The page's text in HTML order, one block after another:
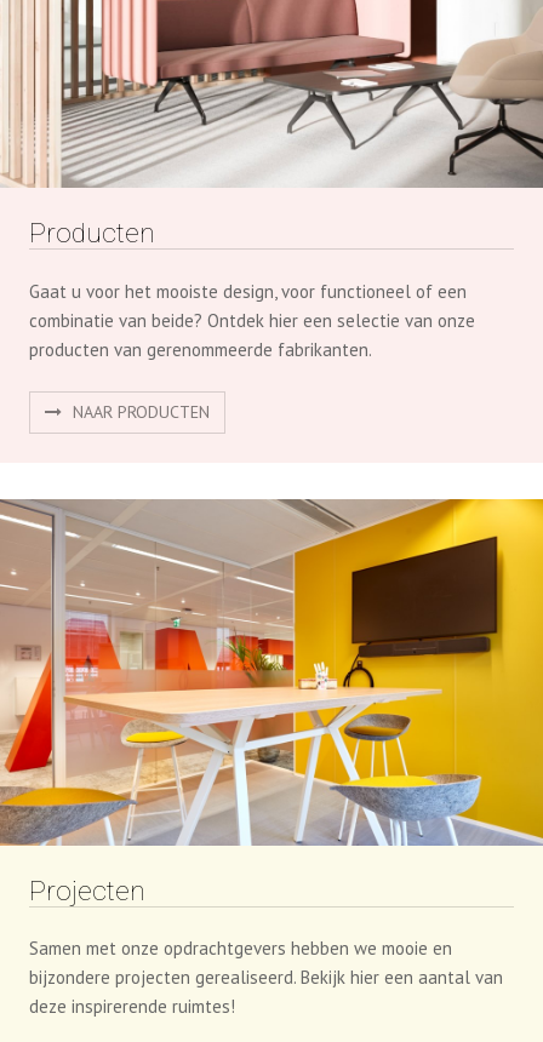
Producten
Gaat u voor het mooiste design, voor functioneel of een
combinatie van beide? Ontdek hier een selectie van onze
producten van gerenommeerde fabrikanten.
NAAR PRODUCTEN
Projecten
Samen met onze opdrachtgevers hebben we mooie en
bijzondere projecten gerealiseerd. Bekijk hier een aantal van
deze inspirerende ruimtes!